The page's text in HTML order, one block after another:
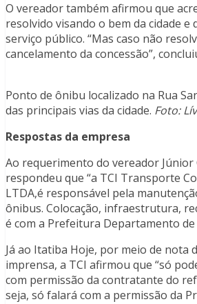
O vereador também afirmou que
resolvido visando o bem da cidade e
serviço público. “Mas caso não
cancelamento da concessão”,
Ponto de ônibu localizado na Rua
das principais vias da cidade. Foto:
Respostas da empresa
Ao requerimento do vereador Júnior
respondeu que “a TCI Transporte
LTDA,é responsável pela
ônibus. Colocação, infraestrutura,
é com a Prefeitura Departamento de
Já ao Itatiba Hoje, por meio de nota
imprensa, a TCI afirmou que “só
com permissão da contratante do
seja, só falará com a permissão da